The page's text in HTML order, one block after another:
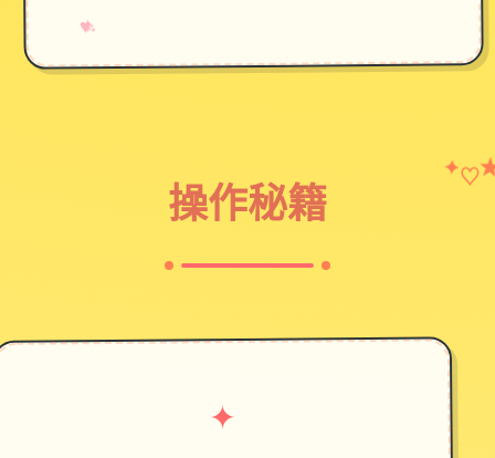
♥
✧
→
操作秘籍
✦♡
✦